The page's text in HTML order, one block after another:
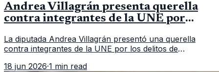
Andrea Villagrán presenta querella
contra integrantes de la UNE por
La diputada Andrea Villagrán presentó una querella
contra integrantes de la UNE por los delitos de
18 jun 2026·1 min read